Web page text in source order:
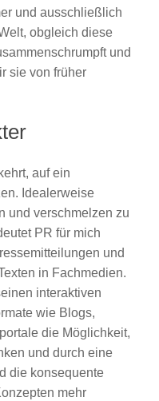
und ausschließlich
obgleich diese
und
sie von früher
auf ein
Idealerweise
und verschmelzen zu
PR für mich
und
in Fachmedien.
interaktiven
wie Blogs,
die Möglichkeit,
und durch eine
die konsequente
mehr